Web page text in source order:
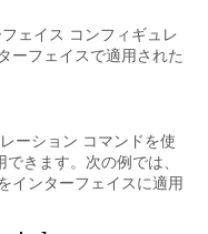
ェイス コンフィギュレ
ーフェイスで適用された
ーション コマンドを使
きます。次の例では、
インターフェイスに適用